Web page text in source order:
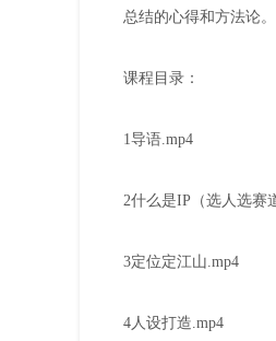
总结的心得和方法论。
课程目录：
1导语.mp4
2什么是IP（选人选赛
3定位定江山.mp4
4人设打造.mp4